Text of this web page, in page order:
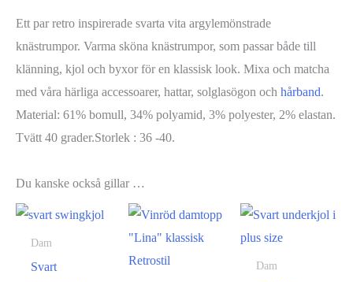
Ett par retro inspirerade svarta vita argylemönstrade
knästrumpor. Varma sköna knästrumpor, som passar både till
klänning, kjol och byxor för en klassisk look. Mixa och matcha
med våra härliga accessoarer, hattar, solglasögon och hårband.
Material: 61% bomull, 34% polyamid, 3% polyester, 2% elastan.
Tvätt 40 grader.Storlek : 36 -40.
Du kanske också gillar …
Dam
Svart
Dam